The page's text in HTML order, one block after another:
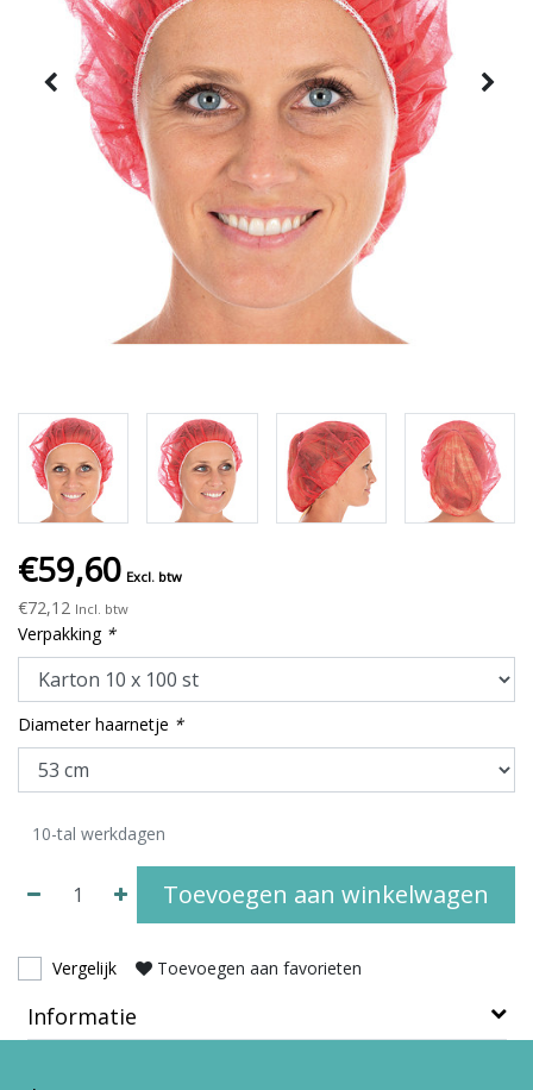
€59,60 Excl. btw
€72,12 Incl. btw
Verpakking *
Diameter haarnetje *
10-tal werkdagen
Toevoegen aan winkelwagen
Vergelijk Toevoegen aan favorieten
Informatie